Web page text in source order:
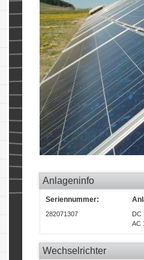
Anlageninfo
Seriennummer:
282071307
DC
AC
Wechselrichter